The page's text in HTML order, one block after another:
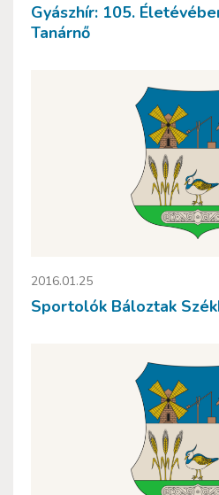
Gyászhír: 105.
Tanárnő
2016.01.25
Sportolók Báloztak